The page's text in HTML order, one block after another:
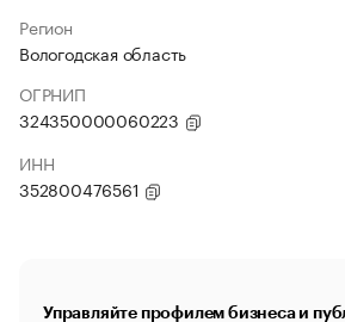
Регион
Вологодская область
ОГРНИП
324350000060223
ИНН
352800476561
Управляйте профилем бизнеса и